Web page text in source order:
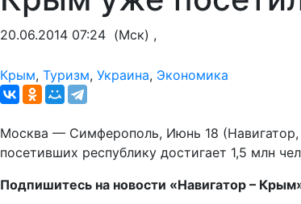
20.06.2014 07:24 (Мск) ,
Крым, Туризм, Украина, Экономика
Москва — Симферополь, Июнь 18
посетивших республику достигает 1,5 млн
Подпишитесь на новости «Навигатор –